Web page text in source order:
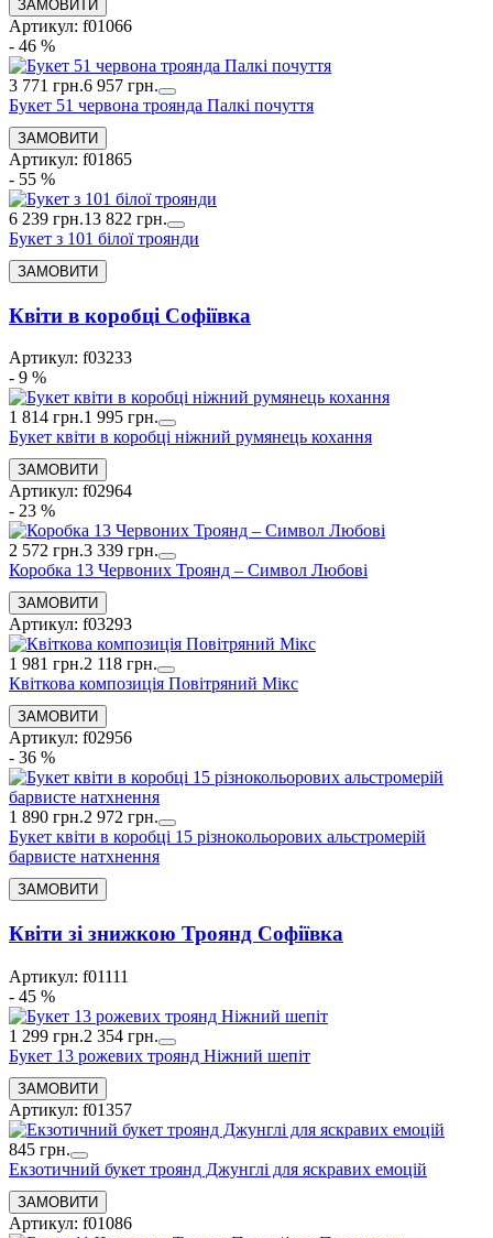
Артикул: f01066
- 46 %
3 771 грн.6 957 грн.
Букет 51 червона троянда Палкі почуття
Артикул: f01865
- 55 %
6 239 грн.13 822 грн.
Букет з 101 білої троянди
Квіти в коробці Софіївка
Артикул: f03233
- 9 %
1 814 грн.1 995 грн.
Букет квіти в коробці ніжний румянець кохання
Артикул: f02964
- 23 %
2 572 грн.3 339 грн.
Коробка 13 Червоних Троянд – Символ Любові
Артикул: f03293
1 981 грн.2 118 грн.
Квіткова композиція Повітряний Мікс
Артикул: f02956
- 36 %
1 890 грн.2 972 грн.
Букет квіти в коробці 15 різнокольорових альстромерій
барвисте натхнення
Квіти зі знижкою Троянд Софіївка
Артикул: f01111
- 45 %
1 299 грн.2 354 грн.
Букет 13 рожевих троянд Ніжний шепіт
Артикул: f01357
845 грн.
Екзотичний букет троянд Джунглі для яскравих емоцій
Артикул: f01086